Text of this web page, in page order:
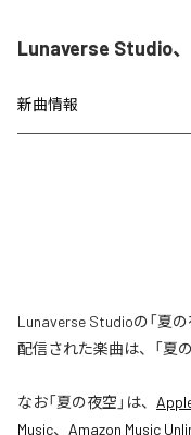
Lunaverse Studio
新曲情報
Lunaverse Studioの「夏
配信された楽曲は、「夏
なお「夏の夜空 」は、
Music、 Amazon Music